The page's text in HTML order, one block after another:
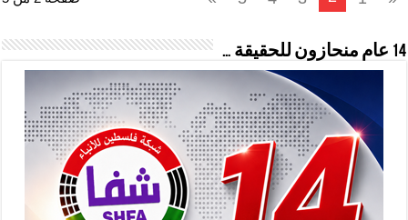
14 عام منحازون للحقيقة …